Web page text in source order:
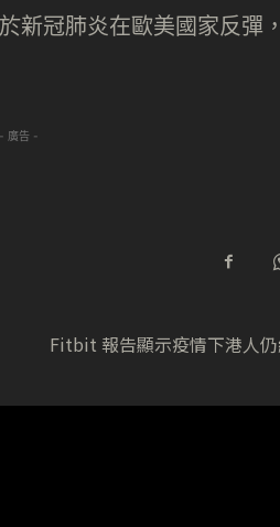
於新冠肺炎在歐美國家反彈
- 廣告 -
Fitbit 報告顯示疫情下港人